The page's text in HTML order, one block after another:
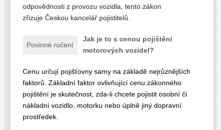
odpovědnosti z provozu vozidla, tento zákon
zřizuje Českou kancelář pojistitelů.
Povinné ručení
Jak je to s cenou pojištění
motorových vozidel?
Cenu určují pojišťovny samy na základě nejrůznějších
faktorů. Základní faktor ovlivňující cenu zákonného
pojištění je skutečnost, zda-li chcete pojistit osobní či
nákladní vozidlo, motorku nebo úplně jiný dopravní
prostředek.